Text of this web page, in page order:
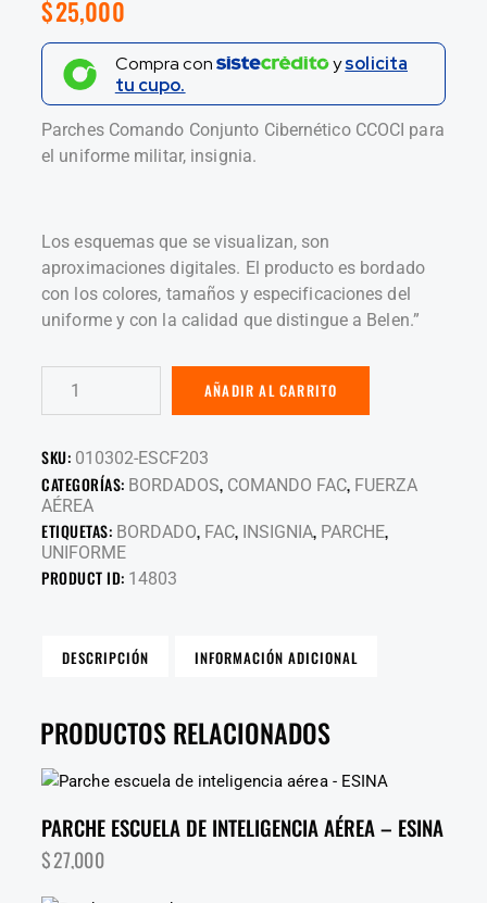
$25,000
Compra con ysolicita
tu cupo.
Parches Comando Conjunto Cibernético CCOCI para
el uniforme militar, insignia.
Los esquemas que se visualizan, son
aproximaciones digitales. El producto es bordado
con los colores, tamaños y especificaciones del
uniforme y con la calidad que distingue a Belen.”
AÑADIR AL CARRITO
SKU: 010302-ESCF203
CATEGORÍAS: BORDADOS, COMANDO FAC, FUERZA
AÉREA
ETIQUETAS: BORDADO, FAC, INSIGNIA, PARCHE,
UNIFORME
PRODUCT ID: 14803
DESCRIPCIÓN INFORMACIÓN ADICIONAL
PRODUCTOS RELACIONADOS
PARCHE ESCUELA DE INTELIGENCIA AÉREA – ESINA
$27,000